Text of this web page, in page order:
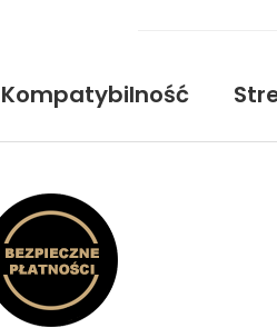
Kompatybilność